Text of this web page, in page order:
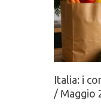
Italia: i
/ Maggio